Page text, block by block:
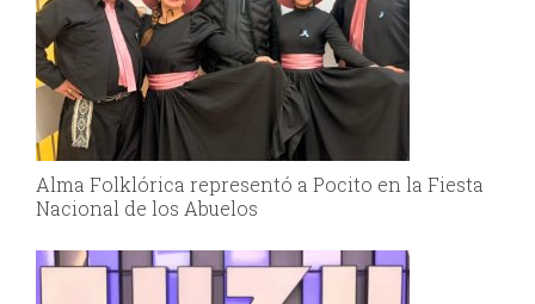
Alma Folklórica representó a Pocito en la Fiesta
Nacional de los Abuelos